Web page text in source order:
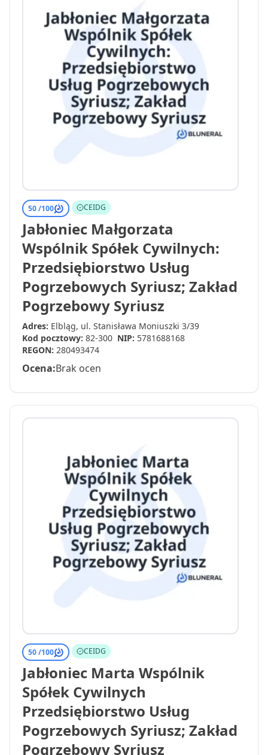
50 /100 CEIDG
Jabłoniec Małgorzata
Wspólnik Spółek Cywilnych:
Przedsiębiorstwo Usług
Pogrzebowych Syriusz; Zakład
Pogrzebowy Syriusz
Adres: Elbląg, ul. Stanisława Moniuszki 3/39
Kod pocztowy: 82-300 NIP: 5781688168
REGON: 280493474
Ocena:Brak ocen
50 /100 CEIDG
Jabłoniec Marta Wspólnik
Spółek Cywilnych
Przedsiębiorstwo Usług
Pogrzebowych Syriusz; Zakład
Pogrzebowy Syriusz